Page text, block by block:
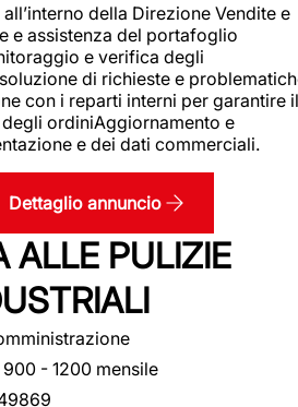
della Direzione Vendite e
e assistenza del portafoglio
e verifica degli
di richieste e
con i reparti interni per garantire il
ordiniAggiornamento e
e dei dati commerciali.
Dettaglio annuncio
ALLE PULIZIE
900 - 1200 mensile